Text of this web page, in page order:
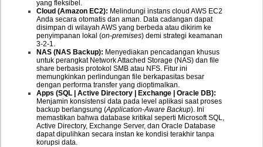
yang fleksibel.
Cloud (Amazon EC2): Melindungi instans cloud AWS EC2
Anda secara otomatis dan aman. Data cadangan dapat
disimpan di wilayah AWS yang berbeda atau dikirim ke
penyimpanan lokal (on-premises) demi strategi keamanan
3-2-1.
NAS (NAS Backup): Menyediakan pencadangan khusus
untuk perangkat Network Attached Storage (NAS) dan file
share berbasis protokol SMB atau NFS. Fitur ini
memungkinkan perlindungan file berkapasitas besar
dengan performa transfer yang dioptimalkan.
Apps (SQL | Active Directory | Exchange | Oracle DB):
Menjamin konsistensi data pada level aplikasi saat proses
backup berlangsung (Application-Aware Backup). Ini
memastikan bahwa database kritikal seperti Microsoft SQL,
Active Directory, Exchange Server, dan Oracle Database
dapat dipulihkan secara instan ke kondisi terakhir tanpa
korupsi data.